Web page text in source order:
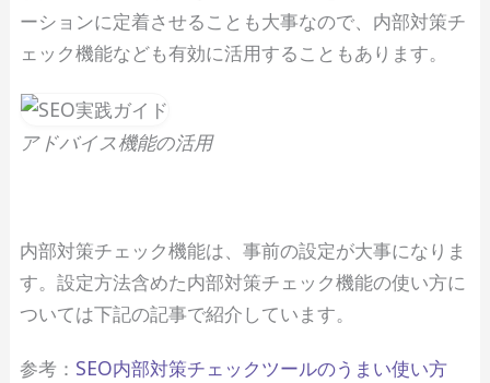
ーションに定着させることも大事なので、内部対策チ
ェック機能なども有効に活用することもあります。
アドバイス機能の活用
内部対策チェック機能は、事前の設定が大事になりま
す。設定方法含めた内部対策チェック機能の使い方に
ついては下記の記事で紹介しています。
参考： SEO内部対策チェックツールのうまい使い方